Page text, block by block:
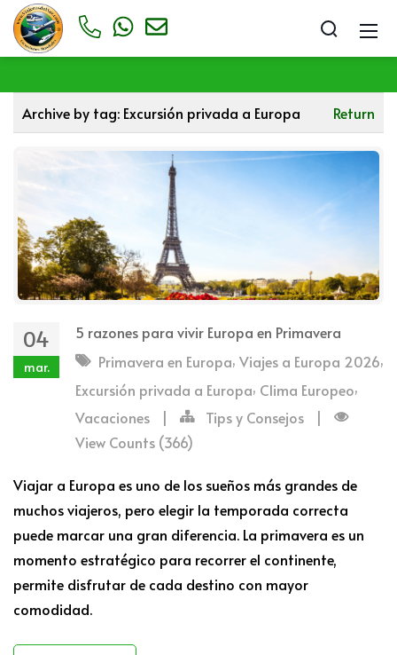
Archive by tag: Excursión privada a Europa Return
04
mar.
5 razones para vivir Europa en Primavera
Primavera en Europa, Viajes a Europa 2026,
Excursión privada a Europa, Clima Europeo,
Vacaciones
| Tips y Consejos
|
View Counts (366)
Viajar a Europa es uno de los sueños más grandes de
muchos viajeros, pero elegir la temporada correcta
puede marcar una gran diferencia. La primavera es un
momento estratégico para recorrer el continente,
permite disfrutar de cada destino con mayor
comodidad.